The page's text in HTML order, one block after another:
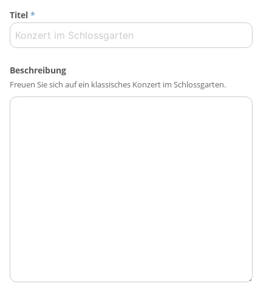
Titel *
Beschreibung
Freuen Sie sich auf ein klassisches Konzert im Schlossgarten.